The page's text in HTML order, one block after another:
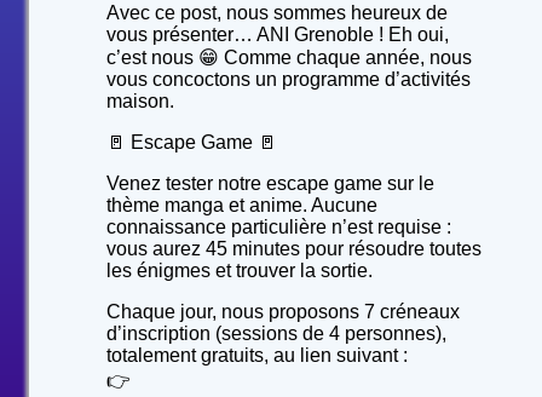
Avec ce post, nous sommes heureux de
vous présenter… ANI Grenoble ! Eh oui,
c’est nous 😁 Comme chaque année, nous
vous concoctons un programme d’activités
maison.
🚪 Escape Game 🚪
Venez tester notre escape game sur le
thème manga et anime. Aucune
connaissance particulière n’est requise :
vous aurez 45 minutes pour résoudre toutes
les énigmes et trouver la sortie.
Chaque jour, nous proposons 7 créneaux
d’inscription (sessions de 4 personnes),
totalement gratuits, au lien suivant :
👉